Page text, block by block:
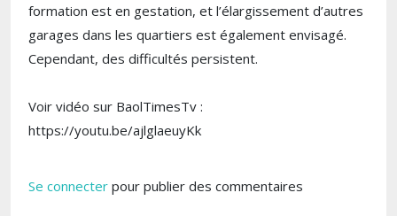
formation est en gestation, et l’élargissement d’autres
garages dans les quartiers est également envisagé.
Cependant, des difficultés persistent.
Voir vidéo sur BaolTimesTv :
https://youtu.be/ajlglaeuyKk
Se connecter pour publier des commentaires